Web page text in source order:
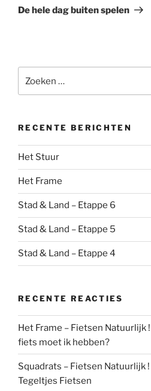
bericht
De hele dag buiten spelen
naar:
RECENTE BERICHTEN
Het Stuur
Het Frame
Stad & Land – Etappe 6
Stad & Land – Etappe 5
Stad & Land – Etappe 4
RECENTE REACTIES
Het Frame – Fietsen Natuurlijk !
fiets moet ik hebben?
Squadrats – Fietsen Natuurlijk !
Tegeltjes Fietsen